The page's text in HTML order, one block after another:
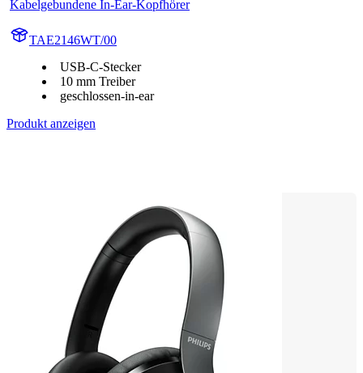
Kabelgebundene In-Ear-Kopfhörer
TAE2146WT/00
USB-C-Stecker
10 mm Treiber
geschlossen-in-ear
Produkt anzeigen